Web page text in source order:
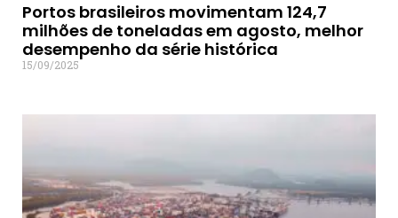
Portos brasileiros movimentam 124,7
milhões de toneladas em agosto, melhor
desempenho da série histórica
15/09/2025